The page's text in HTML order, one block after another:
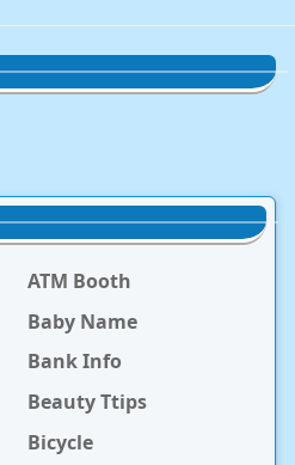
ATM Booth
Baby Name
Bank Info
Beauty Ttips
Bicycle